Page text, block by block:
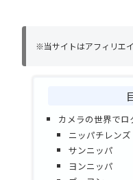
※当サイトはアフィリエ
カメラの世界で
ニッパチレンズ
サンニッパ
ヨンニッパ